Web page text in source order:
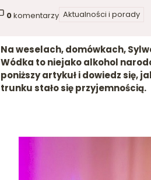
0komentarzyw kategorii
Aktualności i porady
Na weselach, domówkach,
Wódka to niejako alkohol
poniższy artykuł i dowiedz się,
trunku stało się przyjemnością.